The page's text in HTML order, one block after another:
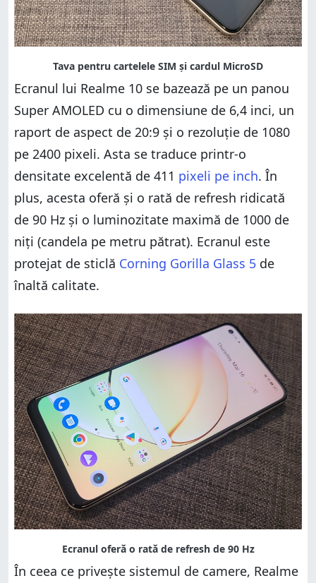
Ecranul lui Realme 10 se bazează pe un panou
Super AMOLED cu o dimensiune de 6,4 inci, un
raport de aspect de 20:9 și o rezoluție de 1080
pe 2400 pixeli. Asta se traduce printr-o
densitate excelentă de 411 pixeli pe inch. În
plus, acesta oferă și o rată de refresh ridicată
de 90 Hz și o luminozitate maximă de 1000 de
niți (candela pe metru pătrat). Ecranul este
protejat de sticlă Corning Gorilla Glass 5 de
înaltă calitate.
În ceea ce privește sistemul de camere, Realme